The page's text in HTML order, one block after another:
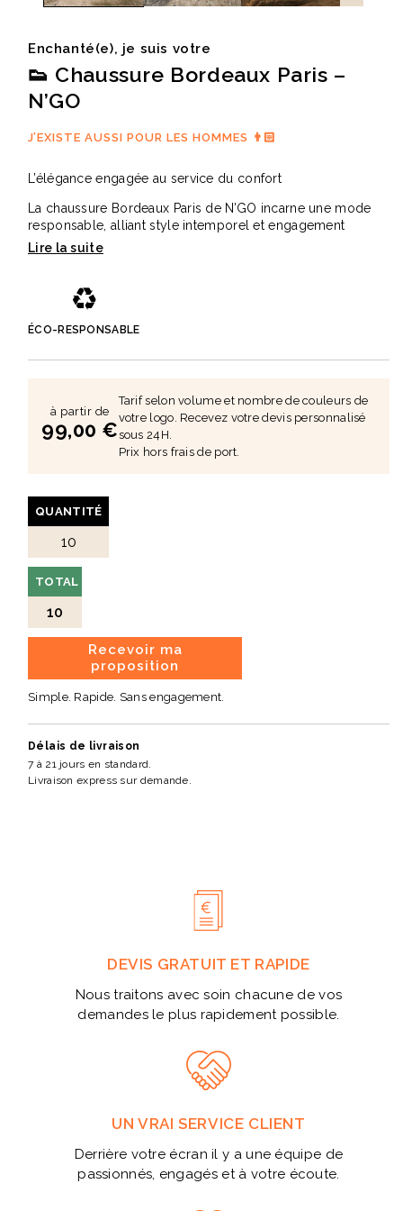
Enchanté(e), je suis votre
👟 Chaussure Bordeaux Paris –
N’GO
J’EXISTE AUSSI POUR LES HOMMES 👨🏻
L’élégance engagée au service du confort
La chaussure Bordeaux Paris de N’GO incarne une mode
responsable, alliant style intemporel et engagement
éthique. Conçue au Vietnam selon un savoir faire
une finition élégante et résistante, complétée par
l’utilisation de matières recyclées et biologiques pour
limiter l’impact environnemental.
Chaque motif est tissé à la main par une artisane
semelle repensée, testée en laboratoire et sur le terrain,
offre un confort optimal pour accompagner tous vos
déplacements.
Au delà de son esthétique, Bordeaux Paris contribue avec
✅ Points forts
Cuir véritable sourcé localement
Intégration de matières recyclées et biologiques
Motifs tissés à la main par une artisane vietnamienne
Semelle optimisée et testée pour un confort durable
Participation au financement d’écoles au Vietnam
📐 Caractéristiques
Modèle : Bordeaux Paris
Marque : N’GO
Conception : Vietnam
🎯 Un choix porteur de sens
Allie confort, authenticité et élégance intemporelle
♻️
ÉCO-RESPONSABLE
à partir de
99,00 €
Tarif selon volume et nombre de couleurs de
votre logo. Recevez votre devis personnalisé
sous 24H.
Prix hors frais de port.
QUANTITÉ
TOTAL
10
Recevoir ma
proposition
Simple. Rapide. Sans engagement.
Délais de livraison
7 à 21 jours en standard.
Livraison express sur demande.
DEVIS GRATUIT ET RAPIDE
Nous traitons avec soin chacune de vos
demandes le plus rapidement possible.
UN VRAI SERVICE CLIENT
Derrière votre écran il y a une équipe de
passionnés, engagés et à votre écoute.